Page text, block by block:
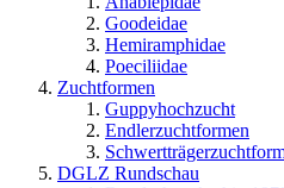
Goodeidae
Hemiramphidae
Poeciliidae
Zuchtformen
Guppyhochzucht
Endlerzuchtformen
DGLZ Rundschau